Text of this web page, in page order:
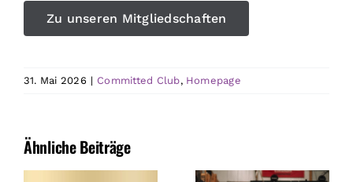
Zu unseren Mitgliedschaften
31. Mai 2026 | Committed Club, Homepage
Ähnliche Beiträge